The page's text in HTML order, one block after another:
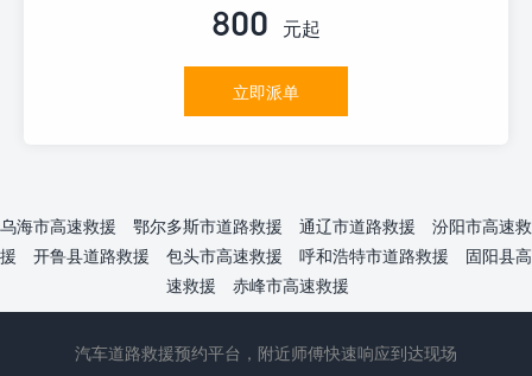
800 元起
立即派单
乌海市高速救援 鄂尔多斯市道路救援 通辽市道路救援
汾阳市高速救
援
开鲁县道路救援 包头市高速救援 呼和浩特市道路救援
固阳县高
速救援
赤峰市高速救援
汽车道路救援预约平台，附近师傅快速响应到达现场